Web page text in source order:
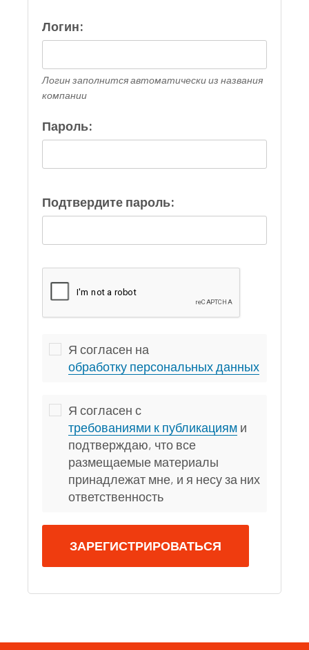
Логин:
Логин заполнится автоматически из названия
компании
Пароль:
Подтвердите пароль:
Я согласен на
обработку персональных данных
Я согласен с
требованиями к публикациям и
подтверждаю, что все
размещаемые материалы
принадлежат мне, и я несу за них
ответственность